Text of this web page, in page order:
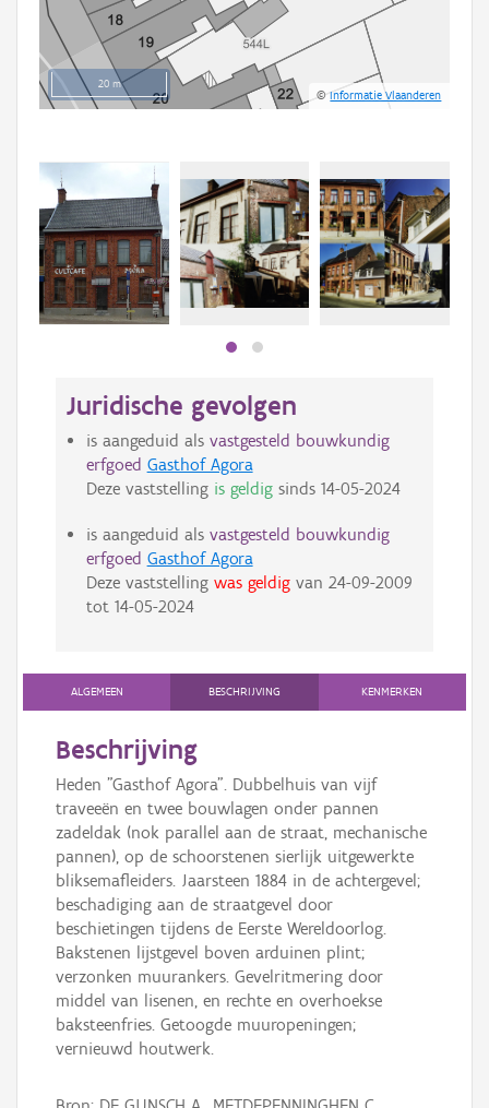
20 m
©Informatie Vlaanderen
Juridische gevolgen
is aangeduid als vastgesteld bouwkundig
erfgoed Gasthof Agora
Deze vaststelling is geldigsinds 14-05-2024
is aangeduid als vastgesteld bouwkundig
erfgoed Gasthof Agora
Deze vaststelling was geldigvan 24-09-2009
tot 14-05-2024
ALGEMEEN BESCHRIJVING KENMERKEN
Beschrijving
Heden "Gasthof Agora". Dubbelhuis van vijf
traveeën en twee bouwlagen onder pannen
zadeldak (nok parallel aan de straat, mechanische
pannen), op de schoorstenen sierlijk uitgewerkte
bliksemafleiders. Jaarsteen 1884 in de achtergevel;
beschadiging aan de straatgevel door
beschietingen tijdens de Eerste Wereldoorlog.
Bakstenen lijstgevel boven arduinen plint;
verzonken muurankers. Gevelritmering door
middel van lisenen, en rechte en overhoekse
baksteenfries. Getoogde muuropeningen;
vernieuwd houtwerk.